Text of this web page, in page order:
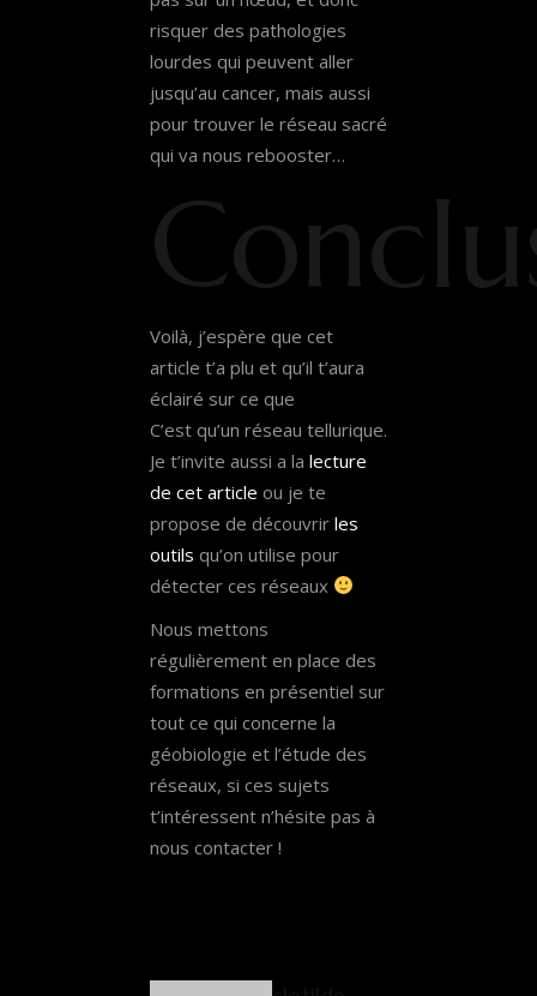
risquer des pathologies
lourdes qui peuvent aller
jusqu’au cancer, mais aussi
pour trouver le réseau sacré
qui va nous rebooster…
Voilà, j’espère que cet
article t’a plu et qu’il t’aura
éclairé sur ce que
C’est qu’un réseau tellurique.
Je t’invite aussi a la lecture
de cet article ou je te
propose de découvrir les
outils qu’on utilise pour
détecter ces réseaux
Nous mettons
régulièrement en place des
formations en présentiel sur
tout ce qui concerne la
géobiologie et l’étude des
réseaux, si ces sujets
t’intéressent n’hésite pas à
nous contacter !